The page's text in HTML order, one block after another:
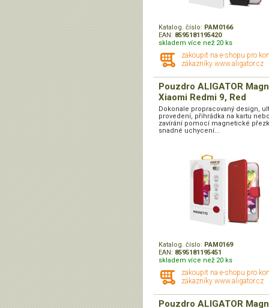
Katalog. číslo: PAM0166
EAN: 8595181195420
skladem více než 20 ks
zakoupit na e-shopu pro
zákazníky www.aligator.cz
Pouzdro ALIGATOR
Xiaomi Redmi 9, Red
Dokonale propracovaný design,
provedení, přihrádka na kartu
zavírání pomocí magnetické
snadné uchycení...
Katalog. číslo: PAM0169
EAN: 8595181195451
skladem více než 20 ks
zakoupit na e-shopu pro
zákazníky www.aligator.cz
Pouzdro ALIGATOR